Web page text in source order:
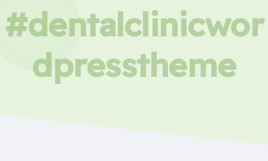
#dentalclinicwor
dpresstheme